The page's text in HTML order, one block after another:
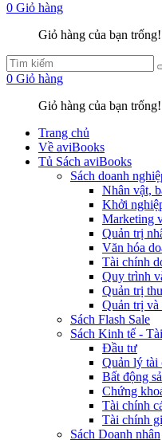
0 Giỏ hàng
Giỏ hàng của bạn trống!
0 Giỏ hàng
Giỏ hàng của bạn trống!
Trang chủ
Về aviBooks
Tủ Sách aviBooks
Sách doanh
Nhân vật,
Khởi
Marketing
Quản trị
Văn hóa
Tài chính
Quy trình
Quản trị
Quản trị và
Sách Flash Sale
Sách Kinh tế -
Đầu tư
Quản lý tài
Bất động
Chứng
Tài chính
Tài chính
Sách Doanh nhân